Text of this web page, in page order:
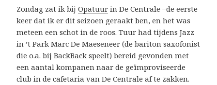
Zondag zat ik bijOpatuur in De Centrale –de eerste
keer dat ik er dit seizoen geraakt ben, en het was
meteen een schot in de roos. Tuur had tijdens Jazz
in ’t Park Marc De Maeseneer (de bariton saxofonist
die o.a. bij BackBack speelt) bereid gevonden met
een aantal kompanen naar de geïmproviseerde
club in de cafetaria van De Centrale af te zakken.